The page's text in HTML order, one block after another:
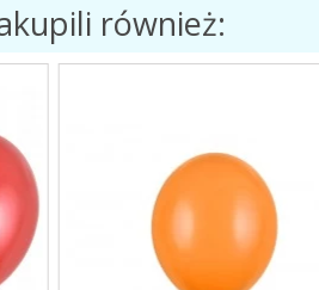
również: